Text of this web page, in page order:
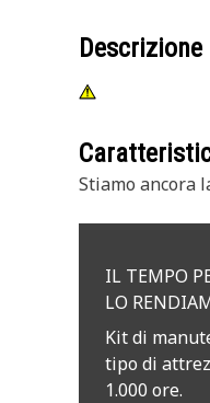
Stiamo ancora
IL TEMPO
LO
Kit di
tipo di
1.000 ore.